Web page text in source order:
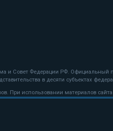
и Совет Федерации РФ. Официальный
в десяти субъектах
При использовании материалов сайта